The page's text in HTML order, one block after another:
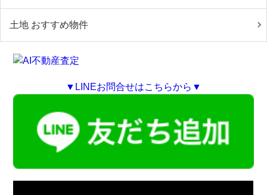
土地 おすすめ物件
▼LINEお問合せはこちらから▼